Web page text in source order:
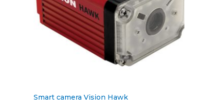
Smart camera Vision Hawk